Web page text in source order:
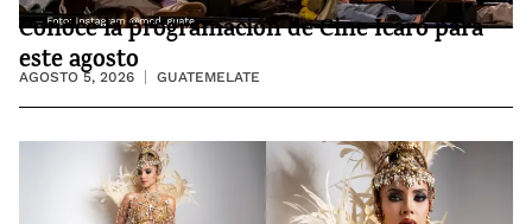
Conoce la programación de Cine Ícaro para
este agosto
AGOSTO 5, 2026 GUATEMELATE